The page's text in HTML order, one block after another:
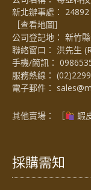
新北辦事處：
［查看地圖］
公司登記地： 新竹
聯絡窗口： 洪先生
手機/簡訊：
服務熱線：
電子郵件：
其他賣場： ［ 蝦
採購需知